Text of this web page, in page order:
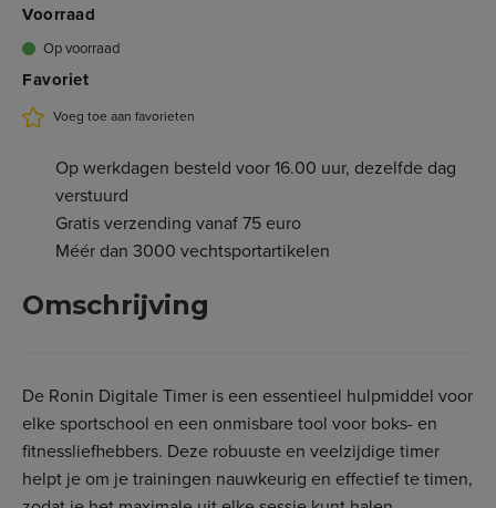
Voorraad
Op voorraad
Favoriet
Voeg toe aan favorieten
Op werkdagen besteld voor 16.00 uur, dezelfde dag
verstuurd
Gratis verzending vanaf 75 euro
Méér dan 3000 vechtsportartikelen
Omschrijving
De Ronin Digitale Timer is een essentieel hulpmiddel voor
elke sportschool en een onmisbare tool voor boks- en
fitnessliefhebbers. Deze robuuste en veelzijdige timer
helpt je om je trainingen nauwkeurig en effectief te timen,